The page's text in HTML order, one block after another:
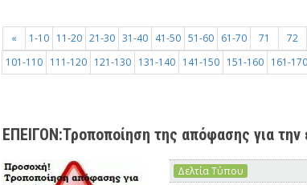
« 1-10 11-20 21-30 31-40 41-50 51-60 61-70 71 72
101-110
111-120 121-130 131-140 141-150 151-160 161-170
ΕΠΕΙΓΟΝ:Τροποποίηση της απόφασης για
Δελτία Τύπου